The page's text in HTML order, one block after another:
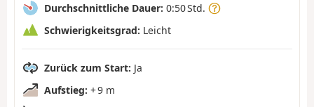
Durchschnittliche Dauer: 0:50 Std.
Schwierigkeitsgrad: Leicht
Zurück zum Start: Ja
Aufstieg: + 9 m